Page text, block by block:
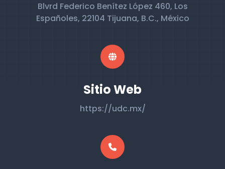
Blvrd Federico Benítez López 460, Los
Españoles, 22104 Tijuana, B.C., México
Sitio Web
https://udc.mx/